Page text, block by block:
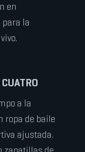
en
la
a la
ropa de baile
ajustada.